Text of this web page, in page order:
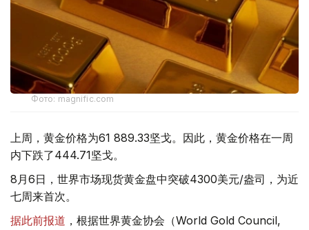
Фото: magnific.com
上周，黄金价格为61 889.33坚戈。因此，黄金价格在一周
内下跌了444.71坚戈。
8月6日，世界市场现货黄金盘中突破4300美元/盎司，为近
七周来首次。
据此前报道 ，根据世界黄金协会（World Gold Council,